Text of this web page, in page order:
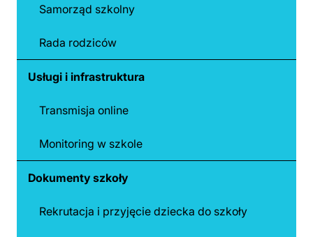
Samorząd szkolny
Rada rodziców
Usługi i infrastruktura
Transmisja online
Monitoring w szkole
Dokumenty szkoły
Rekrutacja i przyjęcie dziecka do szkoły